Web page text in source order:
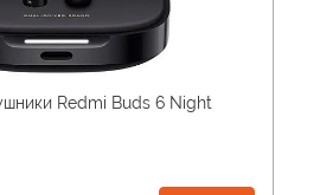
Redmi Buds 6 Night